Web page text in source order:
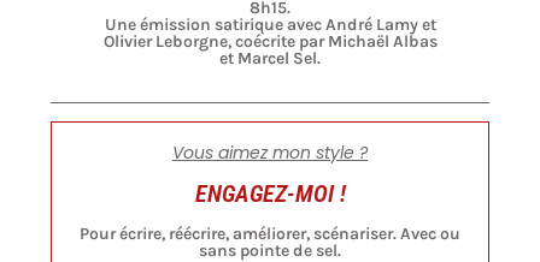
8h15.
Une émission satirique avec André Lamy et
Olivier Leborgne, coécrite par Michaël Albas
et Marcel Sel.
Vous aimez mon style ?
ENGAGEZ-MOI !
Pour écrire, réécrire, améliorer, scénariser. Avec ou
sans pointe de sel.